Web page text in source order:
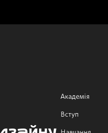
Академія
Вступ